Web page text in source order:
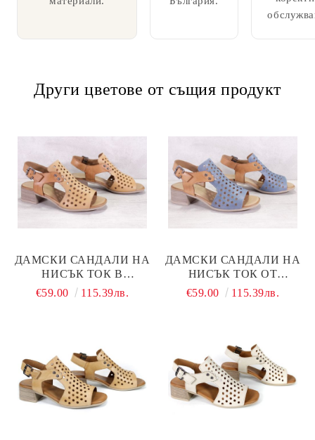
Други цветове от същия продукт
ДАМСКИ САНДАЛИ НА
НИСЪК ТОК В
БИСКВИТЕН И СВЕТЛО
€59.00 115.39лв.
ДАМСКИ САНДАЛИ НА
НИСЪК ТОК ОТ
ЕСТЕСТВЕНА КОЖА В
€59.00 115.39лв.